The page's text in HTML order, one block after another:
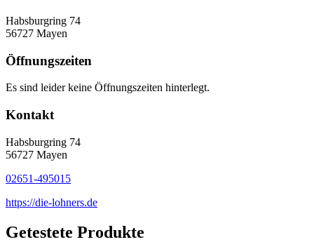
Habsburgring 74
56727 Mayen
Öffnungszeiten
Es sind leider keine Öffnungszeiten hinterlegt.
Kontakt
Habsburgring 74
56727 Mayen
02651-495015
https://die-lohners.de
Getestete Produkte